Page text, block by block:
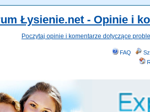
Łysienie.net - Opinie i
Poczytaj opinie i komentarze dotyczące
FAQ